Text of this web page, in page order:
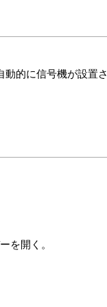
動的に信号機が設置さ
を開く。